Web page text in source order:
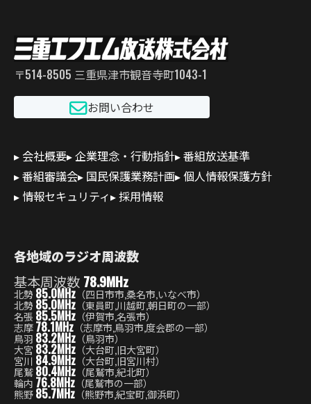
〒514-8505 三重県津市観音寺町1043-1
お問い合わせ
会社概要 企業理念・行動指針 番組放送基準
番組審議会 国民保護業務計画 個人情報保護方針
情報セキュリティ
採用情報
各地域のラジオ周波数
基本周波数 78.9MHz
北勢 85.0MHz （四日市市,桑名市,いなべ市）
北勢 85.0MHz （東員町,川越町,朝日町の一部）
名張 85.5MHz （伊賀市,名張市）
志摩78.1MHz （志摩市,鳥羽市,度会郡の一部）
鳥羽 83.2MHz （鳥羽市）
大宮 83.2MHz （大台町,旧大宮町）
宮川 84.9MHz （大台町,旧宮川村）
尾鷲80.4MHz （尾鷲市,紀北町）
輪内 76.8MHz （尾鷲市の一部）
熊野85.7MHz （熊野市,紀宝町,御浜町）